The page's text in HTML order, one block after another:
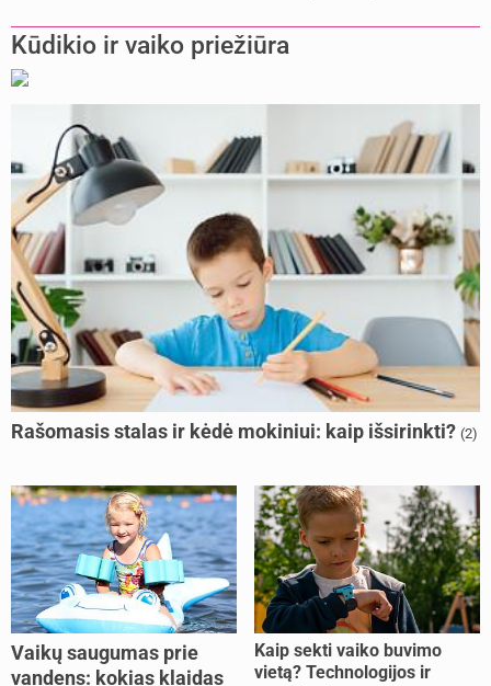
Kūdikio ir vaiko priežiūra
Rašomasis stalas ir kėdė mokiniui: kaip išsirinkti? (2)
Vaikų saugumas prie
vandens: kokias klaidas
Kaip sekti vaiko buvimo
vietą? Technologijos ir